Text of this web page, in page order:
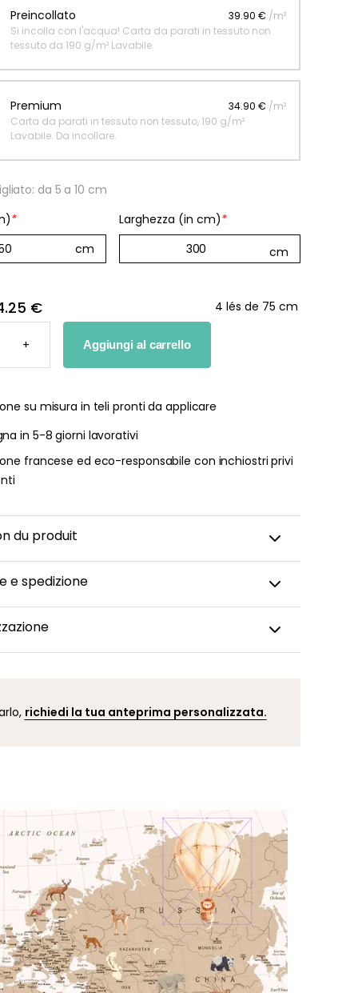
Preincollato 39.90 € /m²
Si incolla con l'acqua! Carta da parati in tessuto non
tessuto da 190 g/m² Lavabile.
Premium 34.90 € /m²
Carta da parati in tessuto non tessuto, 190 g/m²
Lavabile. Da incollare.
da 5 a 10 cm
* Larghezza (in cm)*
€ 4 lés de 75 cm
+ Aggiungi al carrello
su misura in teli pronti da applicare
in 5-8 giorni lavorativi
francese ed eco-responsabile con inchiostri privi
du produit
e spedizione
con cura e spedita entro 5-8 giorni lavorativi. Una
il tuo ordine, riceverai una conferma di spedizione
Puoi contattare il nostro team cliccando qui. Dopo
richiedi la tua anteprima personalizzata.